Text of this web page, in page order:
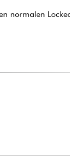
normalen